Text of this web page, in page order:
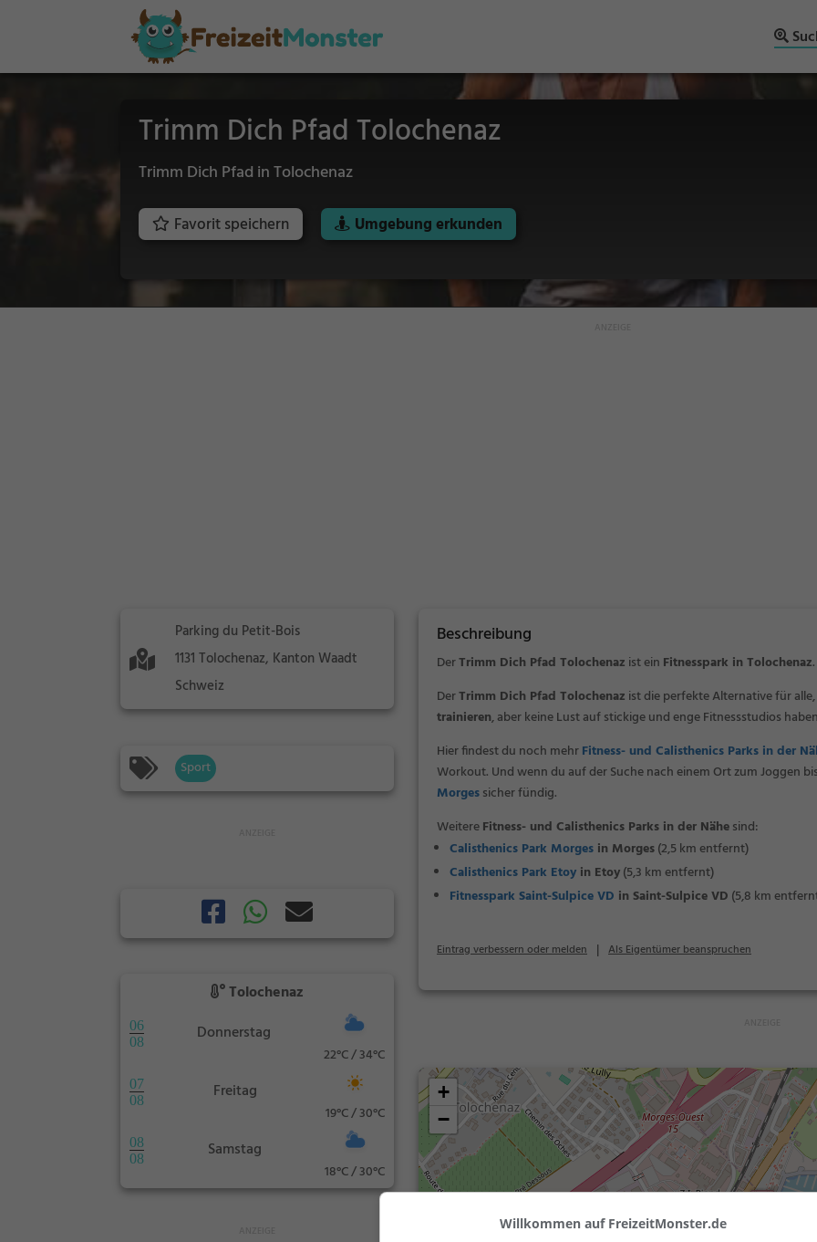
Trimm Dich Pfad Tolochenaz
Trimm Dich Pfad in Tolochenaz
Favorit speichern Umgebung erkunden
Parking du Petit-Bois
1131 Tolochenaz, Kanton Waadt
Schweiz
Sport
Tolochenaz
06
08
Donnerstag
22°C / 34°C
07
08
Freitag
19°C / 30°C
08
08
Samstag
18°C / 30°C
Beschreibung
DerTrimm Dich Pfad Tolochenaz ist ein Fitnesspark in Tolochenaz.
DerTrimm Dich Pfad Tolochenaz ist die perfekte Alternative für
trainieren, aber keine Lust auf stickige und enge Fitnessstudios
Hier findest du noch mehrFitness- und Calisthenics Parks in der
Workout. Und wenn du auf der Suche nach einem Ort zum Joggen
Morgessicher fündig.
WeitereFitness- und Calisthenics Parks in der Nähesind:
Calisthenics Park Morges in Morges(2,5 km entfernt)
Calisthenics Park Etoy in Etoy(5,3 km entfernt)
Fitnesspark Saint-Sulpice VD in Saint-Sulpice VD (5,8 km
Eintrag verbessern oder melden | Als Eigentümer beanspruchen
+
−
Willkommen auf FreizeitMonster.de